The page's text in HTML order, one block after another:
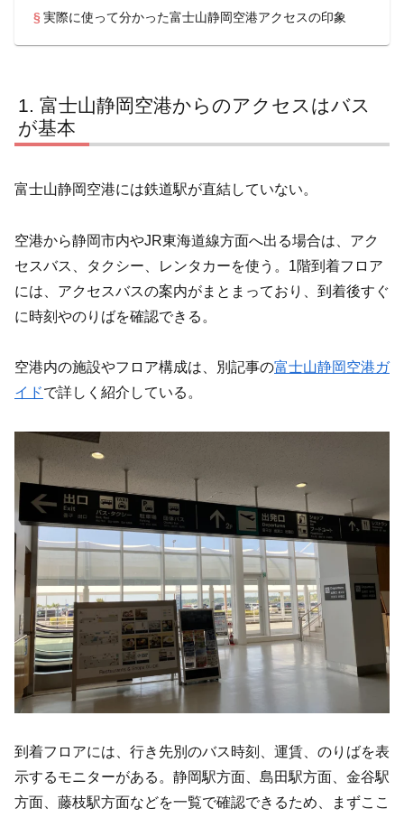
実際に使って分かった富士山静岡空港アクセスの印象
富士山静岡空港からのアクセスはバス
が基本
富士山静岡空港には鉄道駅が直結していない。
空港から静岡市内やJR東海道線方面へ出る場合は、アク
セスバス、タクシー、レンタカーを使う。1階到着フロア
には、アクセスバスの案内がまとまっており、到着後すぐ
に時刻やのりばを確認できる。
空港内の施設やフロア構成は、別記事の富士山静岡空港ガ
イドで詳しく紹介している。
到着フロアには、行き先別のバス時刻、運賃、のりばを表
示するモニターがある。静岡駅方面、島田駅方面、金谷駅
方面、藤枝駅方面などを一覧で確認できるため、まずここ